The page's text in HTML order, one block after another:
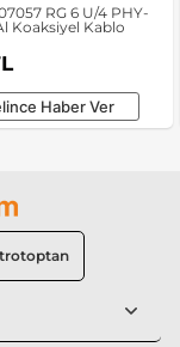
RG 6 U/4 PHY-
Koaksiyel Kablo
Haber Ver